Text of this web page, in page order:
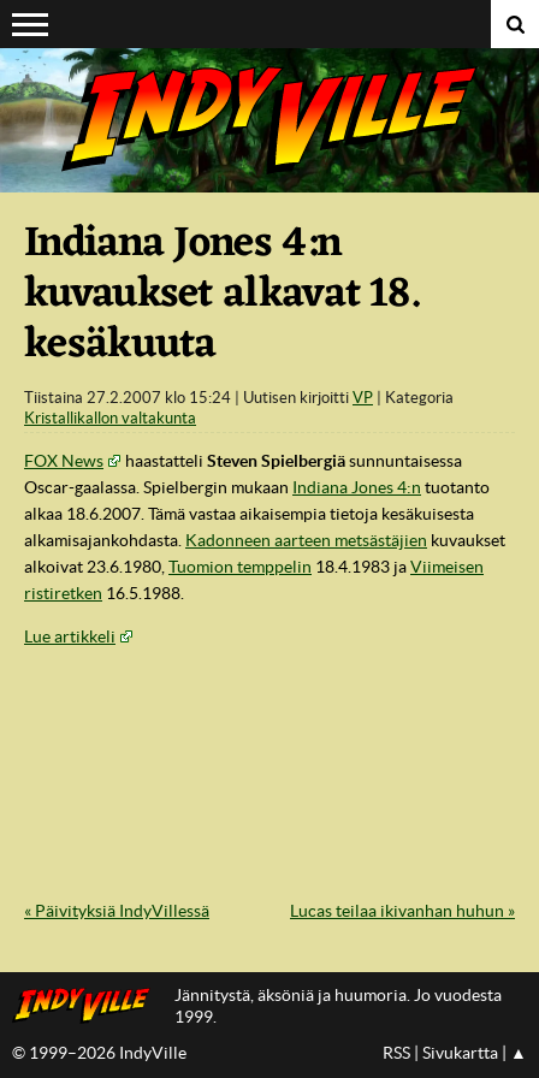
Suoraan sisältöön
Indiana Jones 4:n
kuvaukset alkavat 18.
kesäkuuta
Tiistaina 27.2.2007 klo 15:24 Uutisen kirjoitti VP
Kategoria
Kristallikallon valtakunta
FOX News haastatteli Steven Spielbergiäsunnuntaisessa
Oscar-gaalassa. Spielbergin mukaan Indiana Jones 4:n tuotanto
alkaa 18.6.2007. Tämä vastaa aikaisempia tietoja kesäkuisesta
alkamisajankohdasta. Kadonneen aarteen metsästäjien kuvaukset
alkoivat 23.6.1980, Tuomion temppelin 18.4.1983 jaViimeisen
ristiretken 16.5.1988.
Lue artikkeli
« Päivityksiä IndyVillessä Lucas teilaa ikivanhan huhun »
Jännitystä, äksöniä ja huumoria. Jo vuodesta
1999.
© 1999–2026 IndyVille
RSS Sivukartta ▲